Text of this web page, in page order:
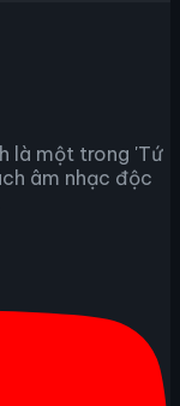
là một trong 'Tứ
âm nhạc độc